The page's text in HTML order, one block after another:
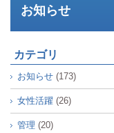
お知らせ
カテゴリ
お知らせ (173)
女性活躍 (26)
管理 (20)